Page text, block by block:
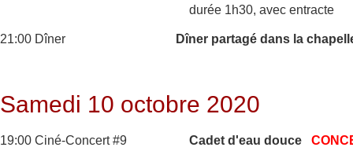
durée 1h30, avec entracte
21:00 Dîner Dîner partagé dans la
Samedi 10 octobre 2020
19:00 Ciné-Concert #9 Cadet d'eau douce